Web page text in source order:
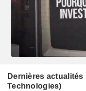
Dernières
Technologies)